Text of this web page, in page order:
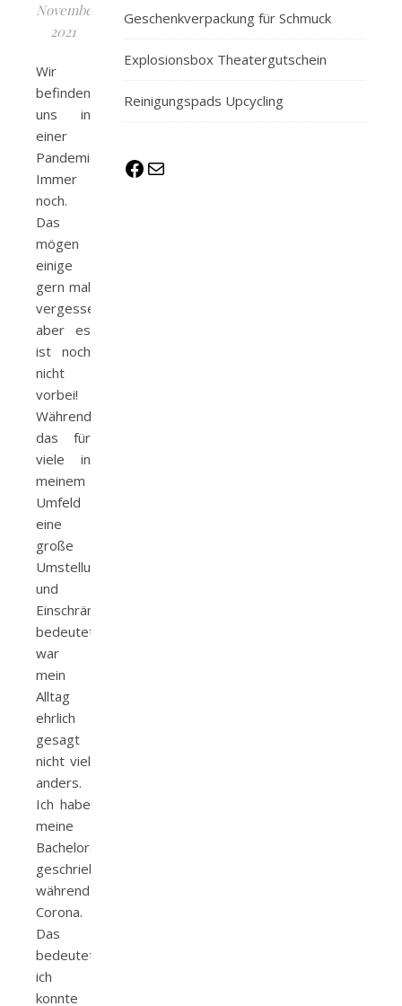
November
2021
Wir
befinden
uns in
einer
Pandemie.
Immer
noch.
Das
mögen
einige
gern mal
vergessen,
aber es
ist noch
nicht
vorbei!
Während
das für
viele in
meinem
Umfeld
eine
große
Umstellung
und
Einschränkung
bedeutete,
war
mein
Alltag
ehrlich
gesagt
nicht viel
anders.
Ich habe
meine
Bachelorarbeit
geschrieben
während
Corona.
Das
bedeutete,
ich
konnte
Geschenkverpackung für Schmuck
Explosionsbox Theatergutschein
Reinigungspads Upcycling
Facebook